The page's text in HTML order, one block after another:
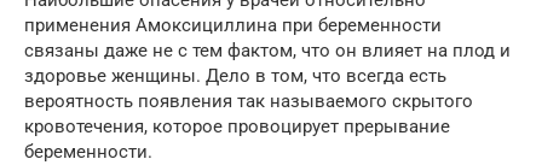
применения Амоксициллина при беременности
связаны даже не с тем фактом, что он влияет на плод и
здоровье женщины. Дело в том, что всегда есть
вероятность появления так называемого скрытого
кровотечения, которое провоцирует прерывание
беременности.